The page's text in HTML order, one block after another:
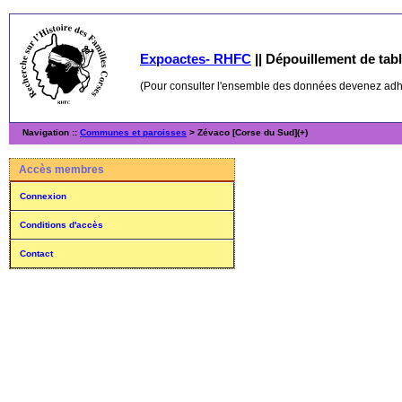
Expoactes- RHFC || Dépouillement de
(Pour consulter l'ensemble des données devenez
Navigation :: Communes et paroisses > Zévaco [Corse du Sud](+)
Accès membres
Connexion
Conditions d'accès
Contact